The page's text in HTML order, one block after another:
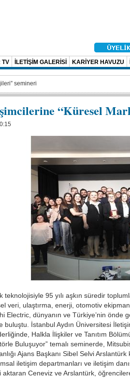
TV İLETİŞİM GALERİSİ KARİYER HAVUZU
semineri
“Küresel
teknolojisiyle 95 yılı aşkın süredir
veri, ulaştırma, enerji, otomotiv
Electric, dünyanın ve Türkiye’nin önde
buluştu. İstanbul Aydın Üniversitesi
Halkla İlişkiler ve Tanıtım
Buluşuyor” temalı seminerde,
Ajans Başkanı Sibel Selvi
iletişim departmanları ve iletişim
Ceneviz ve Arslantürk,